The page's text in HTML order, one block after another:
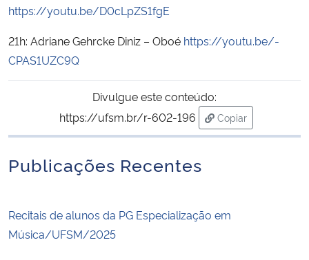
https://youtu.be/D0cLpZS1fgE
21h: Adriane Gehrcke Diniz – Oboé https://youtu.be/-
CPAS1UZC9Q
Divulgue este conteúdo:
https://ufsm.br/r-602-196
Copiar
para área de
Publicações Recentes
Recitais de alunos da PG Especialização em
Música/UFSM/2025